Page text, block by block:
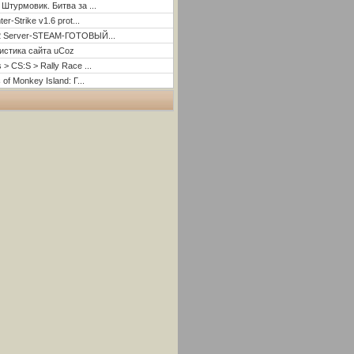
Битва за ...
Strike v1.6 prot...
Server-STEAM-ГОТОВЫЙ...
сайта uCoz
> CS:S > Rally Race ...
of Monkey Island: Г...